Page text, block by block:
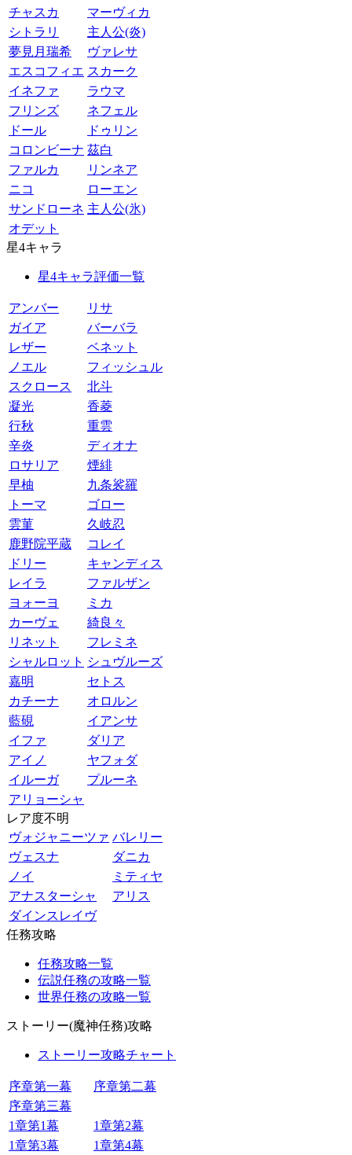
チャスカ
マーヴィカ
シトラリ
主人公(炎)
夢見月瑞希
ヴァレサ
エスコフィエ スカーク
イネファ
ラウマ
フリンズ
ネフェル
ドール
ドゥリン
コロンビーナ 茲白
ファルカ
リンネア
ニコ
ローエン
サンドローネ 主人公(氷)
オデット
星4キャラ
星4キャラ評価一覧
アンバー
リサ
ガイア
バーバラ
レザー
ベネット
ノエル
フィッシュル
スクロース
北斗
凝光
香菱
行秋
重雲
辛炎
ディオナ
ロサリア
煙緋
早柚
九条裟羅
トーマ
ゴロー
雲菫
久岐忍
鹿野院平蔵
コレイ
ドリー
キャンディス
レイラ
ファルザン
ヨォーヨ
ミカ
カーヴェ
綺良々
リネット
フレミネ
シャルロット シュヴルーズ
嘉明
セトス
カチーナ
オロルン
藍硯
イアンサ
イファ
ダリア
アイノ
ヤフォダ
イルーガ
プルーネ
アリョーシャ
レア度不明
ヴォジャニーツァ バレリー
ヴェスナ
ダニカ
ノイ
ミティヤ
アナスターシャ
アリス
ダインスレイヴ
任務攻略
任務攻略一覧
伝説任務の攻略一覧
世界任務の攻略一覧
ストーリー(魔神任務)攻略
ストーリー攻略チャート
序章第一幕
序章第二幕
序章第三幕
1章第1幕
1章第2幕
1章第3幕
1章第4幕